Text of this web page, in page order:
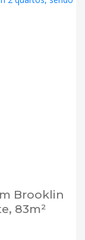
Brooklin
83m²